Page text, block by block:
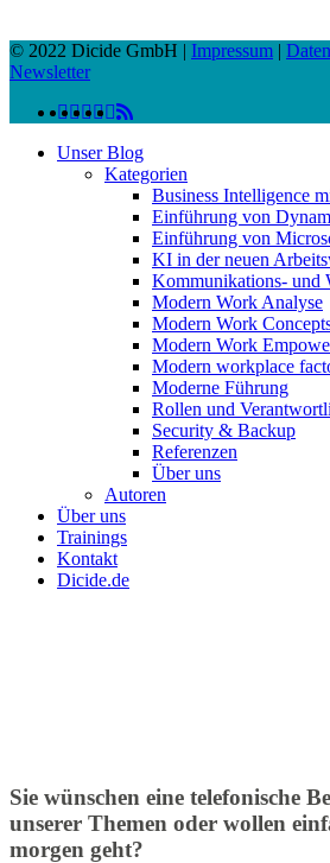
© 2022 Dicide GmbH | Impressum |
Newsletter
twitter
facebook
linkedinyoutube
RSS
instagram
spotify
vk
Close
Unser Blog
Kategorien
Business Intelligence
Einführung von
Einführung von
KI in der neuen
Kommunikations- und
Modern Work Analyse
Modern Work
Modern Work
Modern workplace
Moderne Führung
Rollen und
Security & Backup
Referenzen
Über uns
Autoren
Über uns
Trainings
Kontakt
Dicide.de
Sie wünschen eine telefonische
unserer Themen oder wollen
morgen geht?